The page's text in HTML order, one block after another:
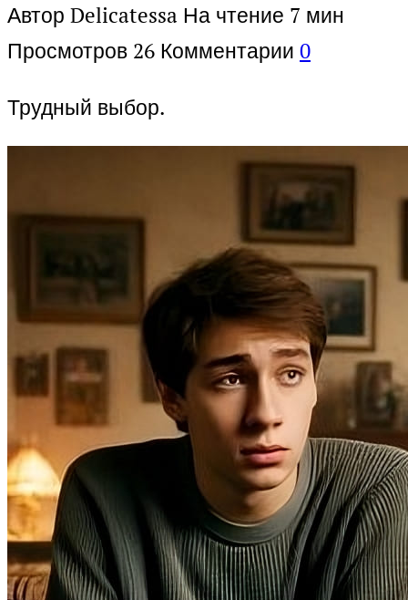
Автор Delicatessa На чтение 7 мин
Просмотров 26 Комментарии 0
Трудный выбор.